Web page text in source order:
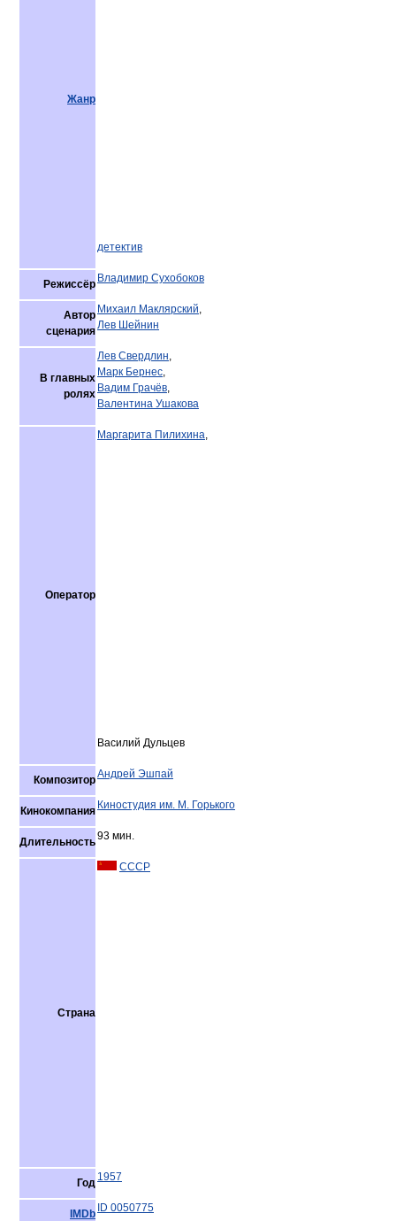
Жанр
детектив
Режиссёр Владимир Сухобоков
Автор
сценария
Михаил Маклярский,
Лев Шейнин
В главных
ролях
Лев Свердлин,
Марк Бернес,
Вадим Грачёв,
Валентина Ушакова
Оператор
Маргарита Пилихина,
Василий Дульцев
КомпозиторАндрей Эшпай
Кинокомпания Киностудия им. М. Горького
Длительность93 мин.
Страна
СССР
Год 1957
IMDb ID 0050775